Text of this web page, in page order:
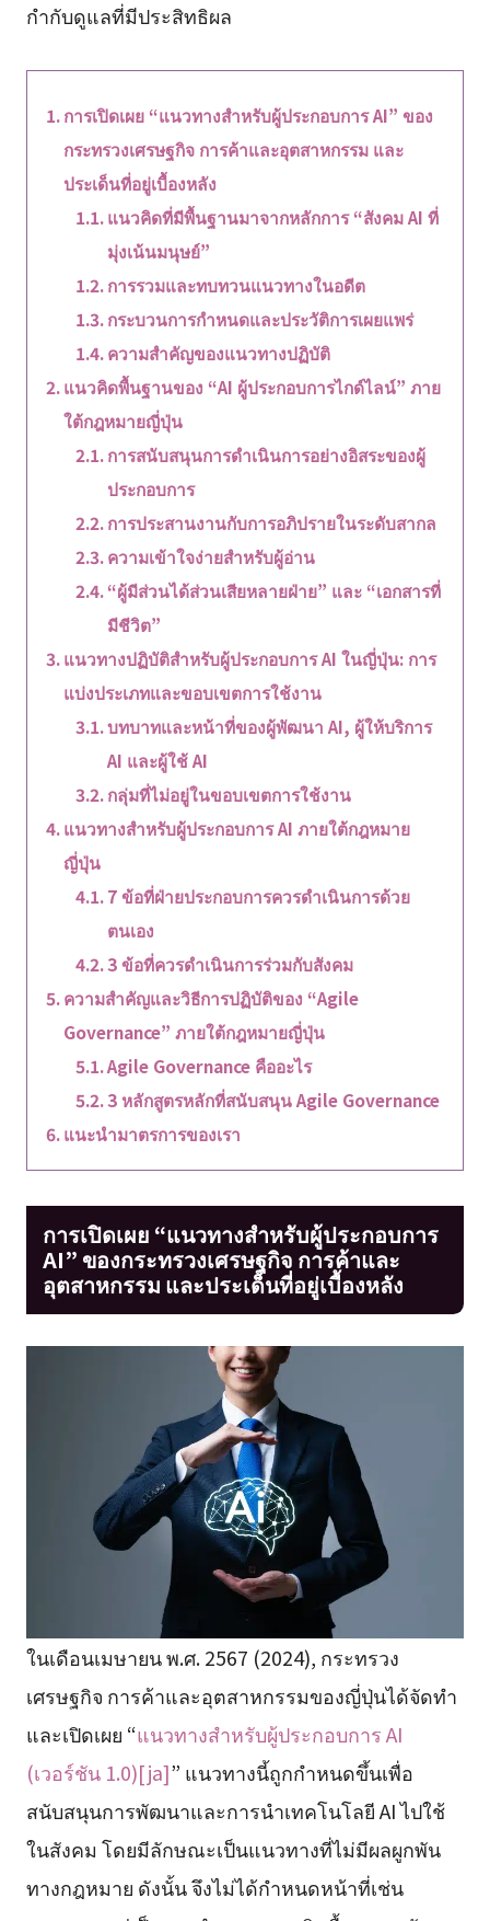
กำกับดูแลที่มีประสิทธิผล
การเปิดเผย “แนวทางสำหรับผู้ประกอบการ AI” ของ
กระทรวงเศรษฐกิจ การค้าและอุตสาหกรรม และ
ประเด็นที่อยู่เบื้องหลัง
แนวคิดที่มีพื้นฐานมาจากหลักการ “สังคม AI ที่
มุ่งเน้นมนุษย์”
การรวมและทบทวนแนวทางในอดีต
กระบวนการกำหนดและประวัติการเผยแพร่
ความสำคัญของแนวทางปฏิบัติ
แนวคิดพื้นฐานของ “AI ผู้ประกอบการไกด์ไลน์” ภาย
ใต้กฎหมายญี่ปุ่น
การสนับสนุนการดำเนินการอย่างอิสระของผู้
ประกอบการ
การประสานงานกับการอภิปรายในระดับสากล
ความเข้าใจง่ายสำหรับผู้อ่าน
“ผู้มีส่วนได้ส่วนเสียหลายฝ่าย” และ “เอกสารที่
มีชีวิต”
แนวทางปฏิบัติสำหรับผู้ประกอบการ AI ในญี่ปุ่น: การ
แบ่งประเภทและขอบเขตการใช้งาน
บทบาทและหน้าที่ของผู้พัฒนา AI, ผู้ให้บริการ
AI และผู้ใช้ AI
กลุ่มที่ไม่อยู่ในขอบเขตการใช้งาน
แนวทางสำหรับผู้ประกอบการ AI ภายใต้กฎหมาย
ญี่ปุ่น
7 ข้อที่ฝ่ายประกอบการควรดำเนินการด้วย
ตนเอง
3 ข้อที่ควรดำเนินการร่วมกับสังคม
ความสำคัญและวิธีการปฏิบัติของ “Agile
Governance” ภายใต้กฎหมายญี่ปุ่น
Agile Governance คืออะไร
3 หลักสูตรหลักที่สนับสนุน Agile Governance
แนะนำมาตรการของเรา
การเปิดเผย “แนวทางสำหรับผู้ประกอบการ
AI” ของกระทรวงเศรษฐกิจ การค้าและ
อุตสาหกรรม และประเด็นที่อยู่เบื้องหลัง
ในเดือนเมษายน พ.ศ. 2567 (2024), กระทรวง
เศรษฐกิจ การค้าและอุตสาหกรรมของญี่ปุ่นได้จัดทำ
และเปิดเผย “แนวทางสำหรับผู้ประกอบการ AI
(เวอร์ชัน 1.0)[ja]” แนวทางนี้ถูกกำหนดขึ้นเพื่อ
สนับสนุนการพัฒนาและการนำเทคโนโลยี AI ไปใช้
ในสังคม โดยมีลักษณะเป็นแนวทางที่ไม่มีผลผูกพัน
ทางกฎหมาย ดังนั้น จึงไม่ได้กำหนดหน้าที่เช่น